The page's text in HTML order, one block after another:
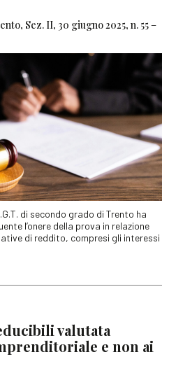
Sez. II, 30 giugno 2025, n. 55 –
di secondo grado di Trento ha
l’onere della prova in relazione
di reddito, compresi gli interessi
valutata
e non ai